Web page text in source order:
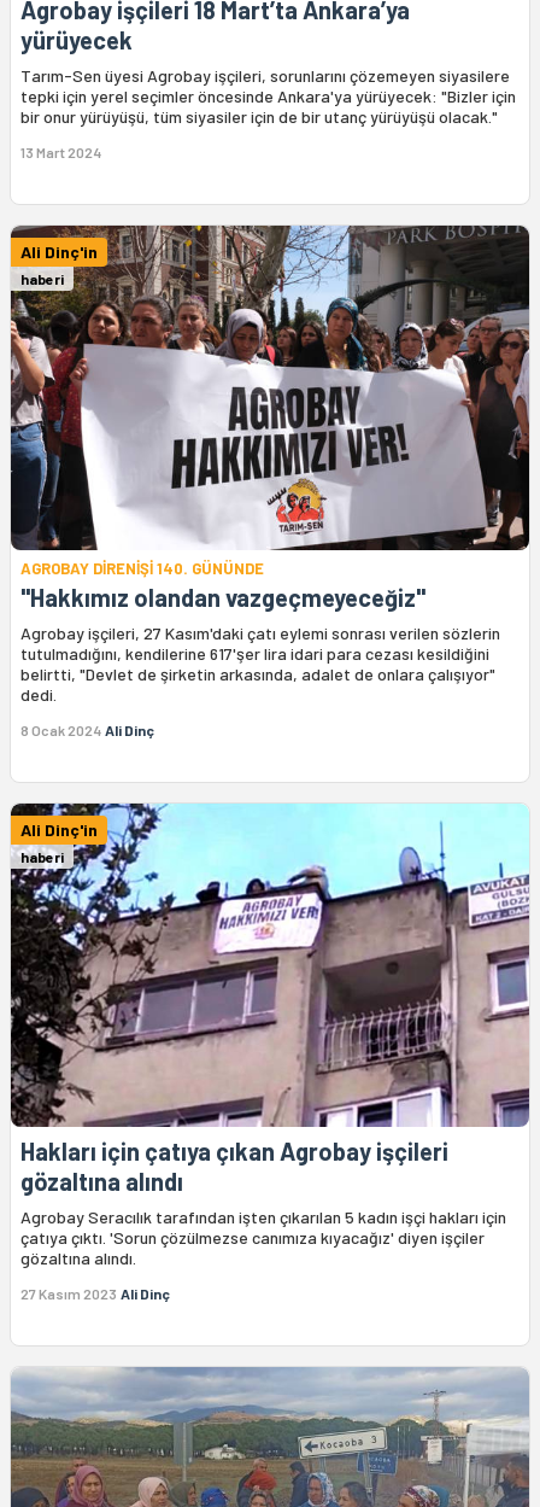
Agrobay işçileri 18 Mart’ta Ankara’ya
yürüyecek
Tarım-Sen üyesi Agrobay işçileri, sorunlarını çözemeyen siyasilere
tepki için yerel seçimler öncesinde Ankara'ya yürüyecek: "Bizler için
bir onur yürüyüşü, tüm siyasiler için de bir utanç yürüyüşü olacak."
13 Mart 2024
Ali Dinç'in
haberi
AGROBAY DİRENİŞİ 140. GÜNÜNDE
"Hakkımız olandan vazgeçmeyeceğiz"
Agrobay işçileri, 27 Kasım'daki çatı eylemi sonrası verilen sözlerin
tutulmadığını, kendilerine 617'şer lira idari para cezası kesildiğini
belirtti, "Devlet de şirketin arkasında, adalet de onlara çalışıyor"
dedi.
8 Ocak 2024 Ali Dinç
Ali Dinç'in
haberi
Hakları için çatıya çıkan Agrobay işçileri
gözaltına alındı
Agrobay Seracılık tarafından işten çıkarılan 5 kadın işçi hakları için
çatıya çıktı. 'Sorun çözülmezse canımıza kıyacağız' diyen işçiler
gözaltına alındı.
27 Kasım 2023 Ali Dinç